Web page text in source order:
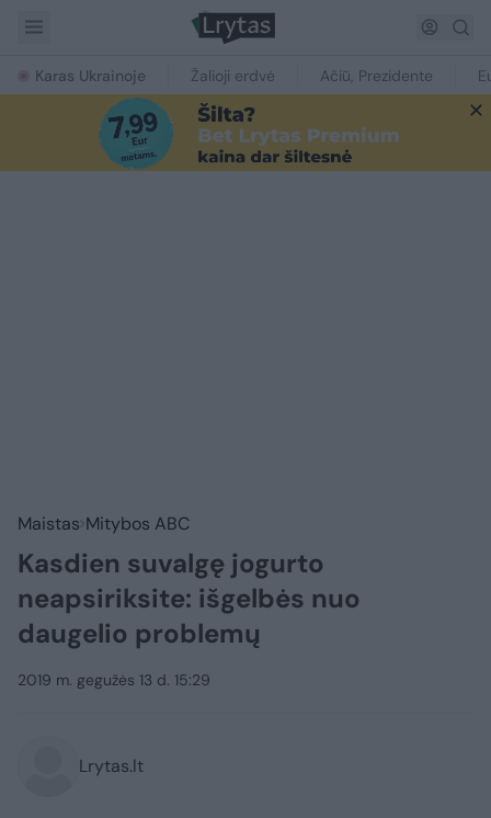
Karas Ukrainoje Žalioji erdvė Ačiū, Prezidente
Maistas Mitybos ABC
Kasdien suvalgę jogurto
neapsiriksite: išgelbės nuo
daugelio problemų
2019 m. gegužės 13 d. 15:29
Lrytas.lt